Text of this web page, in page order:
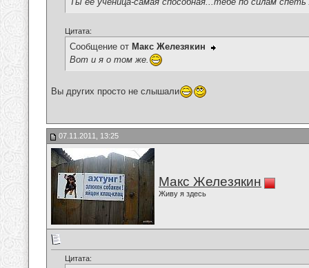
Цитата:
Сообщение от Макс Железякин
Вот и я о том же.
Вы других просто не слышали
07.11.2011, 13:25
Макс Железякин
Живу я здесь
Цитата: